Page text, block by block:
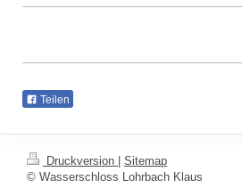
Teilen
Druckversion | Sitemap
© Wasserschloss Lohrbach Klaus